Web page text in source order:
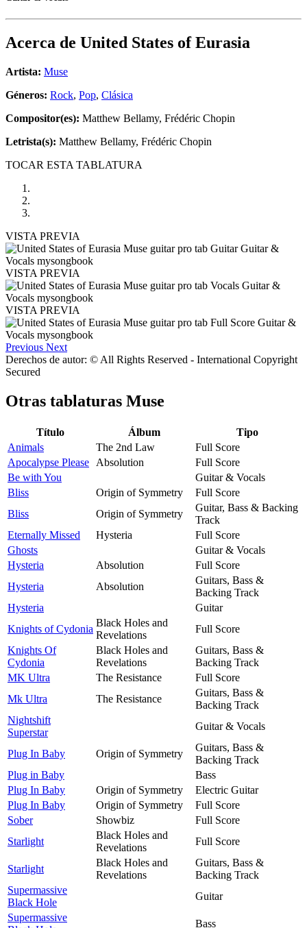
Acerca de United States of Eurasia
Artista: Muse
Géneros: Rock, Pop, Clásica
Compositor(es): Matthew Bellamy, Frédéric Chopin
Letrista(s): Matthew Bellamy, Frédéric Chopin
TOCAR ESTA TABLATURA
VISTA PREVIA
VISTA PREVIA
VISTA PREVIA
Previous Next
Derechos de autor: © All Rights Reserved - International Copyright
Secured
Otras tablaturas Muse
Título Álbum
Tipo
Animals
The 2nd Law
Full Score
Apocalypse Please
Absolution
Full Score
Be with You
Guitar & Vocals
Bliss
Origin of Symmetry
Full Score
Bliss
Origin of Symmetry
Guitar, Bass & Backing
Track
Eternally Missed
Hysteria
Full Score
Ghosts
Guitar & Vocals
Hysteria
Absolution
Full Score
Hysteria
Absolution
Guitars, Bass &
Backing Track
Hysteria
Guitar
Knights of Cydonia
Black Holes and
Revelations
Full Score
Knights Of
Cydonia
Black Holes and
Revelations
Guitars, Bass &
Backing Track
MK Ultra
The Resistance
Full Score
Mk Ultra
The Resistance
Guitars, Bass &
Backing Track
Nightshift
Superstar
Guitar & Vocals
Plug In Baby Origin of Symmetry
Guitars, Bass &
Backing Track
Plug in Baby
Bass
Plug In Baby
Origin of Symmetry
Electric Guitar
Plug In Baby
Origin of Symmetry
Full Score
Sober
Showbiz
Full Score
Starlight
Black Holes and
Revelations
Full Score
Starlight
Black Holes and
Revelations
Guitars, Bass &
Backing Track
Supermassive
Black Hole
Guitar
Supermassive
Bass